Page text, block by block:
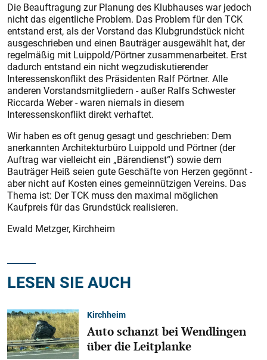
Die Beauftragung zur Planung des Klubhauses war jedoch
nicht das eigentliche Problem. Das Problem für den TCK
entstand erst, als der Vorstand das Klubgrundstück nicht
ausgeschrieben und einen Bauträger ausgewählt hat, der
regelmäßig mit Luippold/Pörtner zusammenarbeitet. Erst
dadurch entstand ein nicht wegzudiskutierender
Interessenskonflikt des Präsidenten Ralf Pörtner. Alle
anderen Vorstandsmitgliedern - außer Ralfs Schwester
Riccarda Weber - waren niemals in diesem
Interessenskonflikt direkt verhaftet.
Wir haben es oft genug gesagt und geschrieben: Dem
anerkannten Architekturbüro Luippold und Pörtner (der
Auftrag war vielleicht ein „Bärendienst“) sowie dem
Bauträger Heiß seien gute Geschäfte von Herzen gegönnt -
aber nicht auf Kosten eines gemeinnützigen Vereins. Das
Thema ist: Der TCK muss den maximal möglichen
Kaufpreis für das Grundstück realisieren.
Ewald Metzger, Kirchheim
LESEN SIE AUCH
Kirchheim
Auto schanzt bei Wendlingen
über die Leitplanke